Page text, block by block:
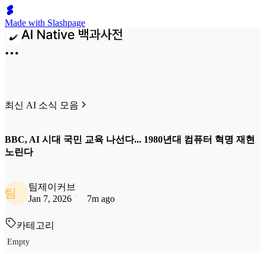
Made with Slashpage
최신 AI 소식 모음
BBC, AI 시대 국민 교육 나선다... 1980년대 컴퓨터 혁명 재현
노린다
팀
팀제이커브
Jan 7, 2026
7m ago
카테고리
Empty